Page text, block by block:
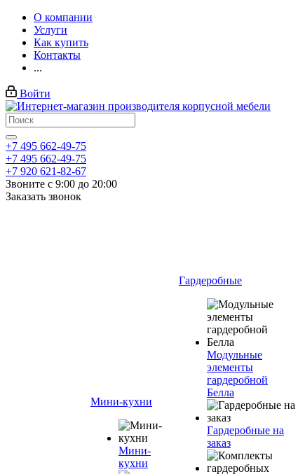
О компании
Услуги
Как купить
Контакты
...
Войти
+7 495 662-49-75
+7 495 662-49-75
+7 920 621-82-67
Звоните с 9:00 до 20:00
Заказать звонок
Мини-кухни
Мини-
кухни
Гардеробные
Модульные
элементы
гардеробной
Белла
Гардеробные на
заказ